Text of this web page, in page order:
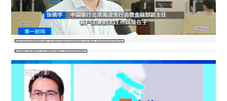
中国银行北京海淀支行消费金融部副主任 张晓宇：客户主要的关注点就是在于本次贷款市场报价利率（LPR）调整之后，如果申请住房贷款的话可节省多少利息。
在业内专家看来，贷款市场报价利率（LPR）的调整释放了积极的信号，有利于提振居民的住房消费意愿。